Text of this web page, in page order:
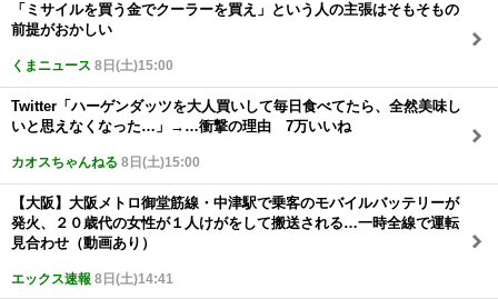
「ミサイルを買う金でクーラーを買え」という人の主張はそもそもの
前提がおかしい
くまニュース 8日(土)15:00
Twitter「ハーゲンダッツを大人買いして毎日食べてたら、全然美味し
いと思えなくなった…」→…衝撃の理由 7万いいね
カオスちゃんねる 8日(土)15:00
【大阪】大阪メトロ御堂筋線・中津駅で乗客のモバイルバッテリーが
発火、２０歳代の女性が１人けがをして搬送される…一時全線で運転
見合わせ（動画あり）
エックス速報 8日(土)14:41